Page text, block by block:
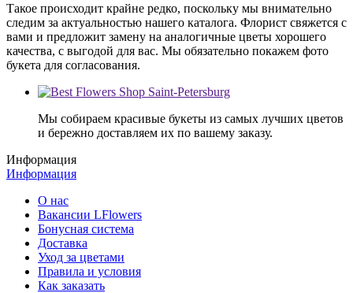
Такое происходит крайне редко, поскольку мы внимательно
следим за актуальностью нашего каталога. Флорист свяжется с
вами и предложит замену на аналогичные цветы хорошего
качества, с выгодой для вас. Мы обязательно покажем фото
букета для согласования.
Мы собираем красивые букеты из самых лучших цветов
и бережно доставляем их по вашему заказу.
Информация
Информация
О нас
Вакансии LFlowers
Бонусная система
Доставка
Уход за цветами
Правила и условия
Как заказать